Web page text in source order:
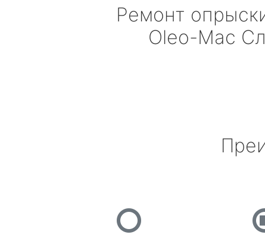
Ремонт
Oleo-Mac